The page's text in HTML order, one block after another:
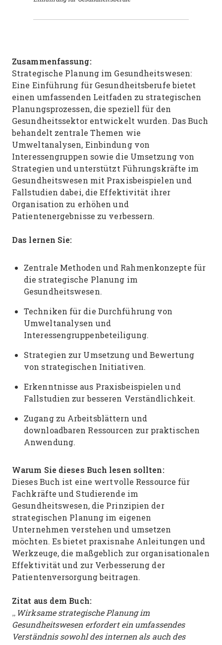
Zusammenfassung:
Strategische Planung im Gesundheitswesen:
Eine Einführung für Gesundheitsberufe bietet
einen umfassenden Leitfaden zu strategischen
Planungsprozessen, die speziell für den
Gesundheitssektor entwickelt wurden. Das Buch
behandelt zentrale Themen wie
Umweltanalysen, Einbindung von
Interessengruppen sowie die Umsetzung von
Strategien und unterstützt Führungskräfte im
Gesundheitswesen mit Praxisbeispielen und
Fallstudien dabei, die Effektivität ihrer
Organisation zu erhöhen und
Patientenergebnisse zu verbessern.
Das lernen Sie:
Zentrale Methoden und Rahmenkonzepte für
die strategische Planung im
Gesundheitswesen.
Techniken für die Durchführung von
Umweltanalysen und
Interessengruppenbeteiligung.
Strategien zur Umsetzung und Bewertung
von strategischen Initiativen.
Erkenntnisse aus Praxisbeispielen und
Fallstudien zur besseren Verständlichkeit.
Zugang zu Arbeitsblättern und
downloadbaren Ressourcen zur praktischen
Anwendung.
Warum Sie dieses Buch lesen sollten:
Dieses Buch ist eine wertvolle Ressource für
Fachkräfte und Studierende im
Gesundheitswesen, die Prinzipien der
strategischen Planung im eigenen
Unternehmen verstehen und umsetzen
möchten. Es bietet praxisnahe Anleitungen und
Werkzeuge, die maßgeblich zur organisationalen
Effektivität und zur Verbesserung der
Patientenversorgung beitragen.
Zitat aus dem Buch:
„Wirksame strategische Planung im
Gesundheitswesen erfordert ein umfassendes
Verständnis sowohl des internen als auch des